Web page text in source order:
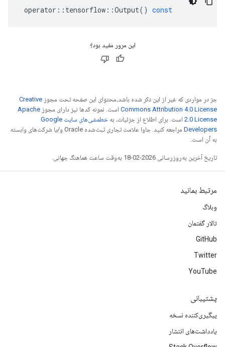
operator :: tensorflow ::Output() const
این مرور مفید بود؟
جز در مواردی که غیر از این ذکر شده باشد،‌محتوای این صفحه تحت مجوز Creative
Commons Attribution 4.0 License است. نمونه کدها نیز دارای مجوز Apache
2.0 License است. برای اطلاع از جزئیات، به
خطمشی‌های سایت Google
Developers‏
مراجعه کنید. جاوا علامت تجاری ثبت‌شده Oracle و/یا شرکت‌های وابسته
به آن است.
تاریخ آخرین به‌روزرسانی 2026-02-18 به‌وقت ساعت هماهنگ جهانی.
مرتبط بمانید
وبلاگ
تالار گفتمان
GitHub
Twitter
YouTube
پشتیبانی
پیگیری‌کننده نسخه
یادداشت‌های انتشار